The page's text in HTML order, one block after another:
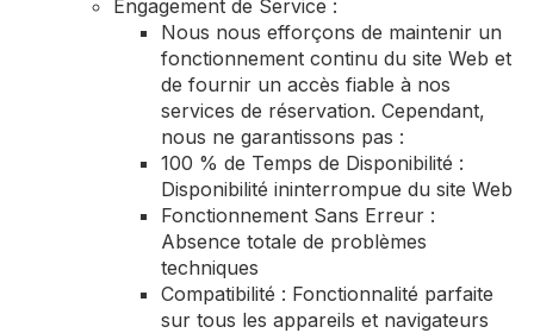
Engagement de Service :
Nous nous efforçons de maintenir un
fonctionnement continu du site Web et
de fournir un accès fiable à nos
services de réservation. Cependant,
nous ne garantissons pas :
100 % de Temps de Disponibilité :
Disponibilité ininterrompue du site Web
Fonctionnement Sans Erreur :
Absence totale de problèmes
techniques
Compatibilité : Fonctionnalité parfaite
sur tous les appareils et navigateurs